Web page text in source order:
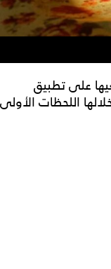
على تطبيق
اللحظات الأولى